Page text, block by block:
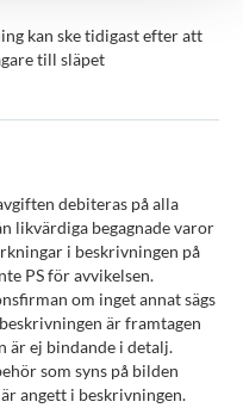
kan ske tidigast efter att
till släpet
debiteras på alla
likvärdiga begagnade varor
i beskrivningen på
PS för avvikelsen.
om inget annat sägs
är framtagen
är ej bindande i detalj.
som syns på bilden
angett i beskrivningen.